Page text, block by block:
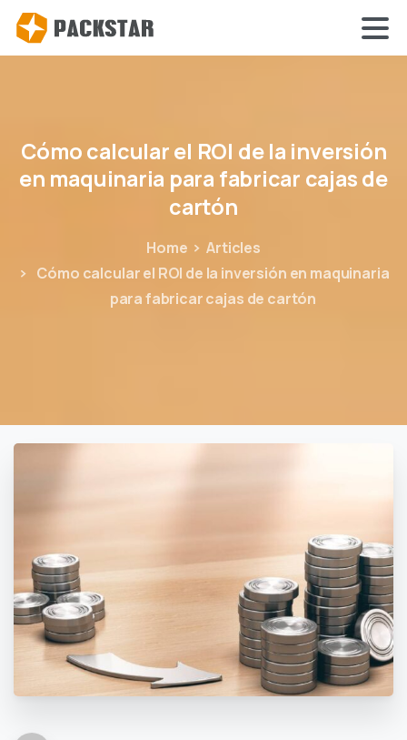
Cómocalcularel ROI de la inversión
en maquinaria para fabricar cajasde
cartón
Home
Articles
Cómo calcular el ROI de la inversión en maquinaria
para fabricar cajas de cartón